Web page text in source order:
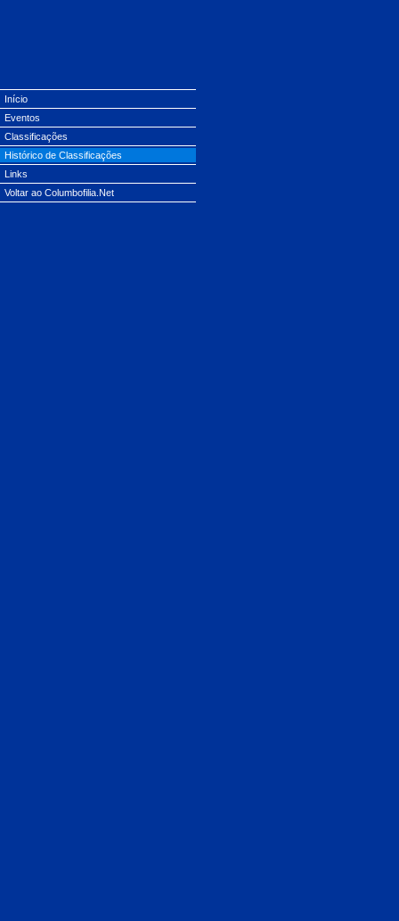
Início
Eventos
Classificações
Histórico de Classificações
Links
Voltar ao Columbofilia.Net